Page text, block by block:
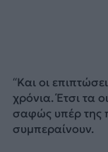
“Και οι
χρόνια. Έτσι τα
σαφώς υπέρ της
συμπεραίνουν.